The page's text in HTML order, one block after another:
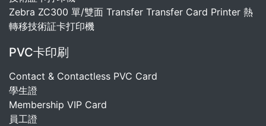
Zebra ZC300 單/雙面 Transfer Transfer Card Printer 熱
轉移技術証卡打印機
PVC卡印刷
Contact & Contactless PVC Card
學生證
Membership VIP Card
員工證